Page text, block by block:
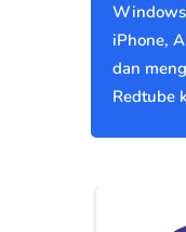
iPhone,
dan
Redtube